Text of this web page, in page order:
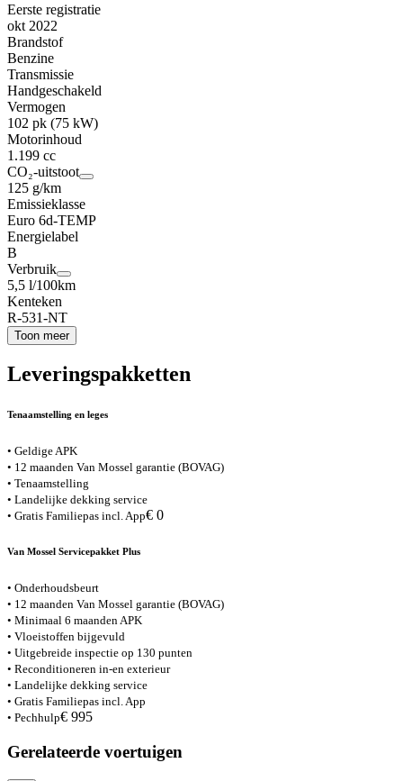
Eerste registratie
okt 2022
Brandstof
Benzine
Transmissie
Handgeschakeld
Vermogen
102 pk (75 kW)
Motorinhoud
1.199 cc
CO₂-uitstoot
125 g/km
Emissieklasse
Euro 6d-TEMP
Energielabel
B
Verbruik
5,5 l/100km
Kenteken
R-531-NT
Toon meer
Leveringspakketten
Tenaamstelling en leges
• Geldige APK
• 12 maanden Van Mossel garantie (BOVAG)
• Tenaamstelling
• Landelijke dekking service
• Gratis Familiepas incl. App€ 0
Van Mossel Servicepakket Plus
• Onderhoudsbeurt
• 12 maanden Van Mossel garantie (BOVAG)
• Minimaal 6 maanden APK
• Vloeistoffen bijgevuld
• Uitgebreide inspectie op 130 punten
• Reconditioneren in-en exterieur
• Landelijke dekking service
• Gratis Familiepas incl. App
• Pechhulp€ 995
Gerelateerde voertuigen